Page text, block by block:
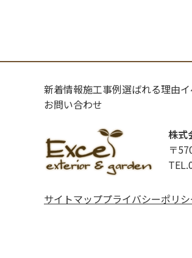
新着情報施工事例選ばれる理由
お問い合わせ
株式
〒
サイトマッププライバシーポリシ